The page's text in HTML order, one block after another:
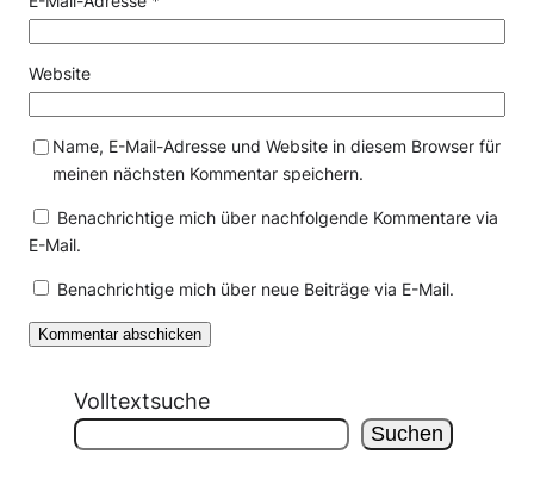
Website
Name, E-Mail-Adresse und Website in diesem Browser für
meinen nächsten Kommentar speichern.
Benachrichtige mich über nachfolgende Kommentare via
E-Mail.
Benachrichtige mich über neue Beiträge via E-Mail.
Volltextsuche
Suchen